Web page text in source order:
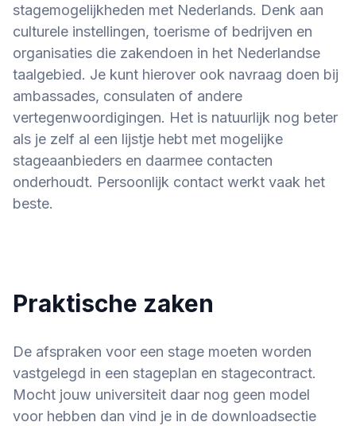
stagemogelijkheden met Nederlands. Denk aan
culturele instellingen, toerisme of bedrijven en
organisaties die zakendoen in het Nederlandse
taalgebied. Je kunt hierover ook navraag doen bij
ambassades, consulaten of andere
vertegenwoordigingen. Het is natuurlijk nog beter
als je zelf al een lijstje hebt met mogelijke
stageaanbieders en daarmee contacten
onderhoudt. Persoonlijk contact werkt vaak het
beste.
Praktische zaken
De afspraken voor een stage moeten worden
vastgelegd in een stageplan en stagecontract.
Mocht jouw universiteit daar nog geen model
voor hebben dan vind je in de downloadsectie